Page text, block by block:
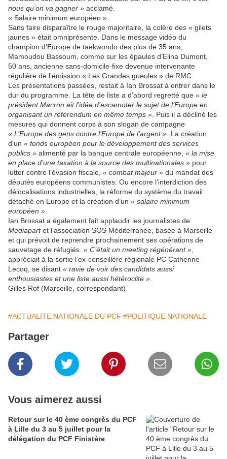
nous qu’on va gagner » acclamé.
« Salaire minimum européen »
Sans faire disparaître le rouge majoritaire, la colère des « gilets
jaunes » était omniprésente. Dans le message vidéo du
champion d’Europe de taekwondo des plus de 35 ans,
Mamoudou Bassoum, comme sur les épaules d’Elina Dumont,
50 ans, ancienne sans-domicile-fixe devenue intervenante
régulière de l’émission « Les Grandes gueules » de RMC.
Les présentations passées, restait à Ian Brossat à entrer dans le
dur du programme. La tête de liste a d’abord regretté que « le
président Macron ait l’idée d’escamoter le sujet de l’Europe en
organisant un référendum en même temps » . Puis il a décliné les
mesures qui donnent corps à son slogan de campagne
« L’Europe des gens contre l’Europe de l’argent » . La création
d’un « fonds européen pour le développement des services
publics » alimenté par la banque centrale européenne, « la mise
en place d’une taxation à la source des multinationales » pour
lutter contre l’évasion fiscale, « combat majeur » du mandat des
députés européens communistes. Ou encore l’interdiction des
délocalisations industrielles, la réforme du système du travail
détaché en Europe et la création d’un « salaire minimum
européen »
Ian Brossat a également fait applaudir les journalistes de
Mediapartet l’association SOS Méditerranée, basée à Marseille
et qui prévoit de reprendre prochainement ses opérations de
sauvetage de réfugiés. « C’était un meeting régénérant »
appréciait à la sortie l’ex-conseillère régionale PC Catherine
Lecoq, se disant « ravie de voir des candidats aussi
enthousiastes et une liste aussi hétéroclite ».
Gilles Rof (Marseille, correspondant)
#ACTUALITE NATIONALE DU PCF #POLITIQUE NATIONALE
Partager
Vous aimerez aussi
Retour sur le 40 ème congrès du PCF
à Lille du 3 au 5 juillet pour la
délégation du PCF Finistère